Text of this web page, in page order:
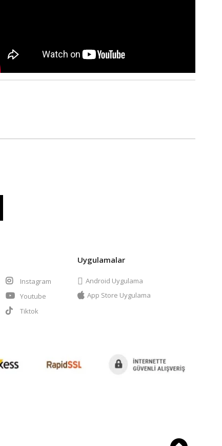
Instagram
Youtube
Tiktok
Uygulamalar
Android Uygulama
App Store Uygulama